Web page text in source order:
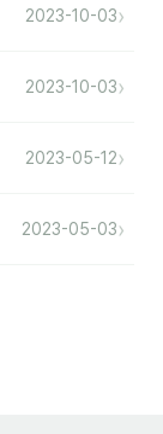
2023-10-03›
2023-10-03›
2023-05-12›
2023-05-03›